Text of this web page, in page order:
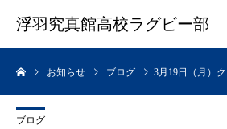
浮羽究真館高校ラグビー部
お知らせ ブログ 3月19日（月）
ブログ